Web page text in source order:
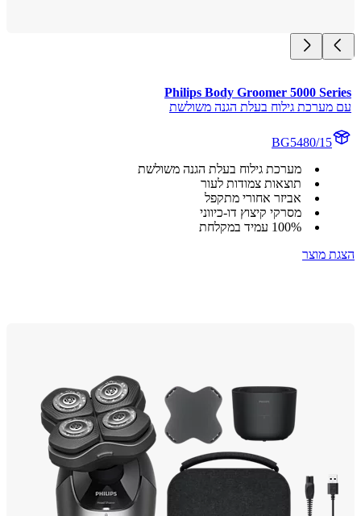
Philips Body Groomer 5000
גילוח בעלת הגנה משולשת
BG5480/15
מערכת גילוח בעלת הגנה משולשת
תוצאות צמודות לעור
אביזר אחורי מתקפל
מסרקי קיצוץ דו-כיווני
100% עמיד במקלחת
מוצר